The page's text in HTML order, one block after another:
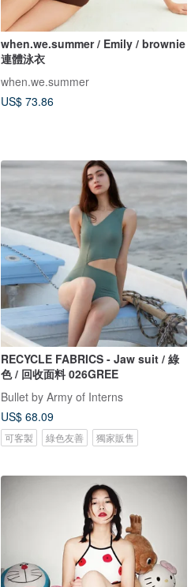
when.we.summer / Emily / brownie
連體泳衣
when.we.summer
US$ 73.86
RECYCLE FABRICS - Jaw suit / 綠
色 / 回收面料 026GREE
Bullet by Army of Interns
US$ 68.09
可客製 綠色友善 獨家販售